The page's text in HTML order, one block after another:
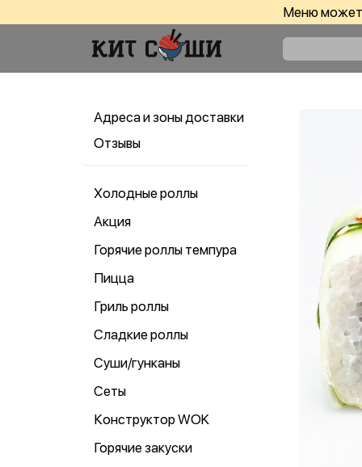
Меню может
Адреса и зоны доставки
Отзывы
Холодные роллы
Акция
Горячие роллы темпура
Пицца
Гриль роллы
Сладкие роллы
Суши/гунканы
Сеты
Конструктор WOK
Горячие закуски